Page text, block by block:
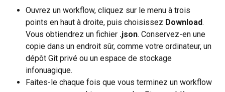
Ouvrez un workflow, cliquez sur le menu à trois
points en haut à droite, puis choisissez Download.
Vous obtiendrez un fichier .json. Conservez-en une
copie dans un endroit sûr, comme votre ordinateur, un
dépôt Git privé ou un espace de stockage
infonuagique.
Faites-le chaque fois que vous terminez un workflow